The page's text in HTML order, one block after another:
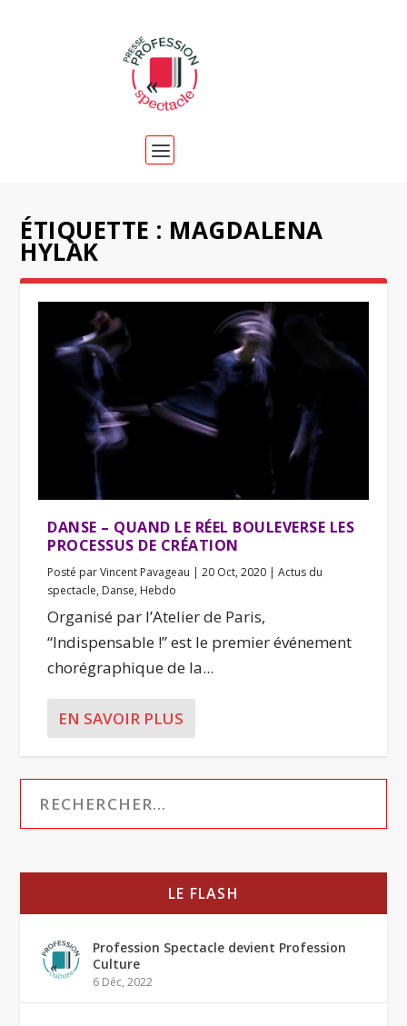
ÉTIQUETTE : MAGDALENA
HYLAK
DANSE – QUAND LE RÉEL BOULEVERSE LES
PROCESSUS DE CRÉATION
Posté parVincent Pavageau |20 Oct, 2020 |Actus du
spectacle, Danse, Hebdo
Organisé par l’Atelier de Paris,
“Indispensable !” est le premier événement
chorégraphique de la...
EN SAVOIR PLUS
LE FLASH
Profession Spectacle devient Profession
Culture
6 Déc, 2022